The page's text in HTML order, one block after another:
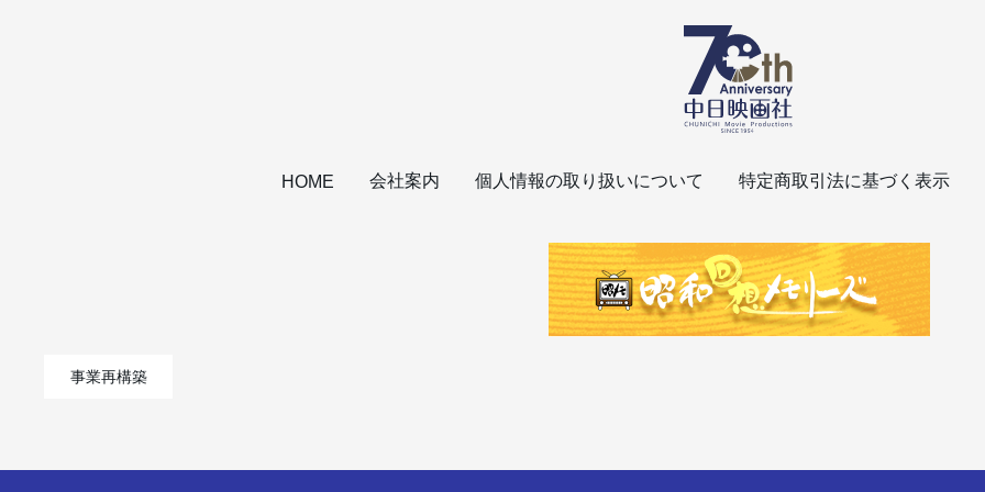
HOME 会社案内 個人情報の取り扱いについて 特定商取引法に基づく表示
事業再構築